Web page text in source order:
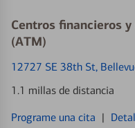
Centros financieros
(ATM)
12727 SE 38th St,
1.1 millas de distancia
Programe una cita |